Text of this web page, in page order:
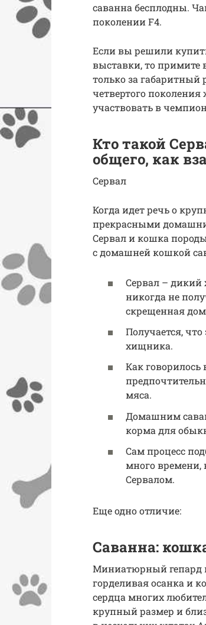
саванна бесплодны.
поколении F4.
Если вы решили
выставки, то примите
только за габаритный
четвертого
участвовать в
Кто такой
общего, как
Сервал
Когда идет речь о
прекрасными
Сервал и кошка
с домашней кошкой
Сервал –
никогда не
скрещенная
Получается,
хищника.
Как говорилось
мяса.
Домашним
корма для
Сам процесс
много времени,
Сервалом.
Еще одно отличие:
Саванна:
Миниатюрный гепард
горделивая осанка и
сердца многих
крупный размер и